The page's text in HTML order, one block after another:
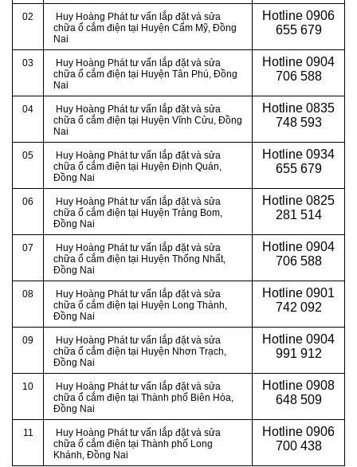
02
Huy Hoàng Phát tư vấn lắp đặt và sửa
chữa ổ cắm điện tại Huyện Cẩm Mỹ, Đồng
Nai
Hotline 0906
655 679
03
Huy Hoàng Phát tư vấn lắp đặt và sửa
chữa ổ cắm điện tại Huyện Tân Phú, Đồng
Nai
Hotline 0904
706 588
04
Huy Hoàng Phát tư vấn lắp đặt và sửa
chữa ổ cắm điện tại Huyện Vĩnh Cửu, Đồng
Nai
Hotline 0835
748 593
05
Huy Hoàng Phát tư vấn lắp đặt và sửa
chữa ổ cắm điện tại Huyện Định Quán,
Đồng Nai
Hotline 0934
655 679
06
Huy Hoàng Phát tư vấn lắp đặt và sửa
chữa ổ cắm điện tại Huyện Trảng Bom,
Đồng Nai
Hotline 0825
281 514
07
Huy Hoàng Phát tư vấn lắp đặt và sửa
chữa ổ cắm điện tại Huyện Thống Nhất,
Đồng Nai
Hotline 0904
706 588
08
Huy Hoàng Phát tư vấn lắp đặt và sửa
chữa ổ cắm điện tại Huyện Long Thành,
Đồng Nai
Hotline 0901
742 092
09
Huy Hoàng Phát tư vấn lắp đặt và sửa
chữa ổ cắm điện tại Huyện Nhơn Trạch,
Đồng Nai
Hotline 0904
991 912
10
Huy Hoàng Phát tư vấn lắp đặt và sửa
chữa ổ cắm điện tại Thành phố Biên Hòa,
Đồng Nai
Hotline 0908
648 509
11
Huy Hoàng Phát tư vấn lắp đặt và sửa
chữa ổ cắm điện tại Thành phố Long
Khánh, Đồng Nai
Hotline 0906
700 438